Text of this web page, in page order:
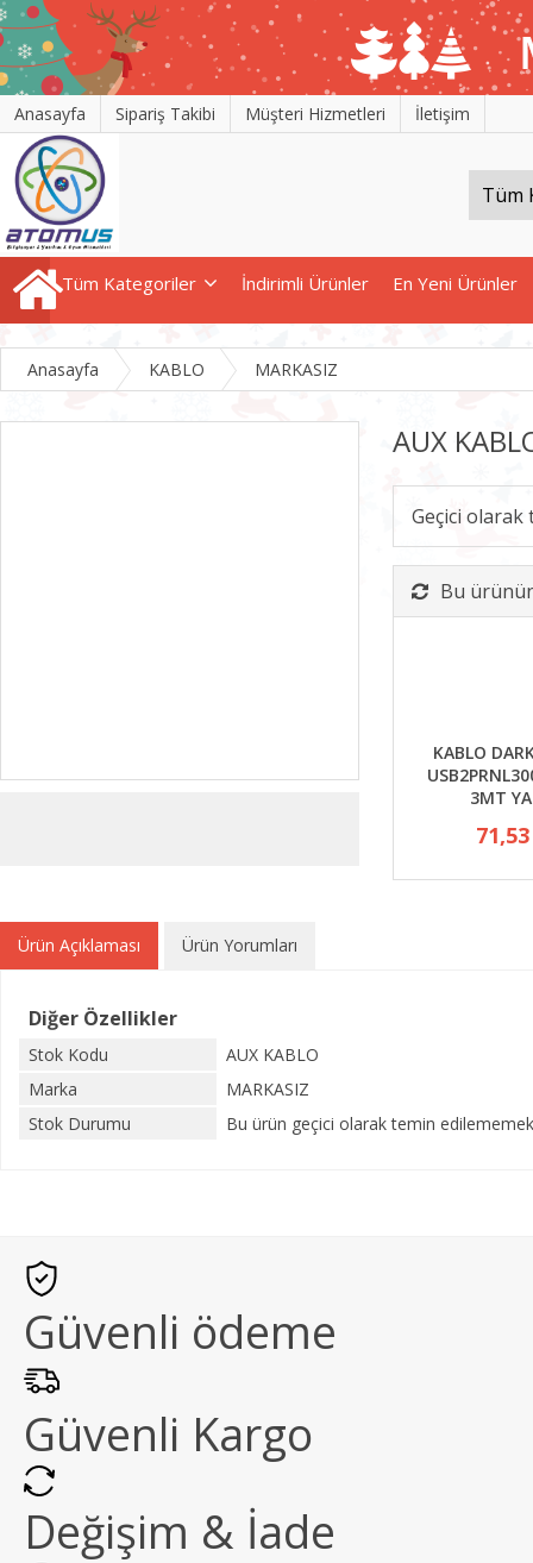
Anasayfa Sipariş Takibi Müşteri Hizmetleri İletişim
Tüm Kategoriler İndirimli Ürünler En Yeni Ürünler
Anasayfa KABLO MARKASIZ
AUX
Geçici
Bu
KABLO
3MT
Ürün Açıklaması Ürün Yorumları
Diğer Özellikler
Stok Kodu
AUX KABLO
Marka
MARKASIZ
Stok Durumu
Bu ürün geçici olarak temin
Güvenli ödeme
Güvenli Kargo
Değişim & İade